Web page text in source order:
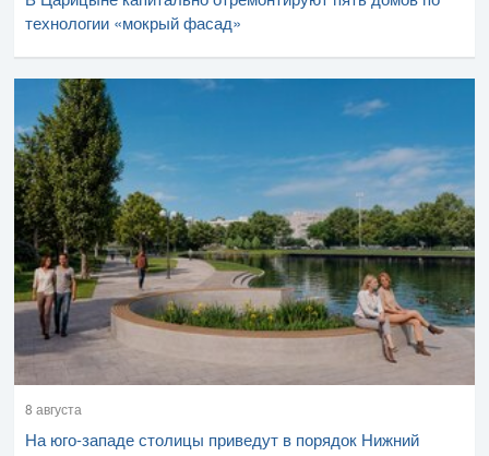
технологии «мокрый фасад»
8 августа
На юго-западе столицы приведут в порядок Нижний